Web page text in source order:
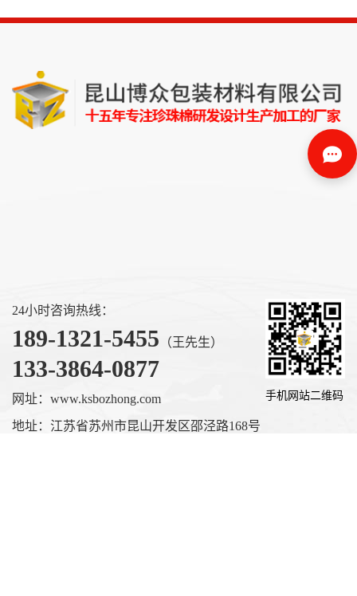
24小时咨询热线：
189-1321-5455 （王先生）
133-3864-0877
网址：www.ksbozhong.com
地址：江苏省苏州市昆山开发区邵泾路168号
手机网站二维码